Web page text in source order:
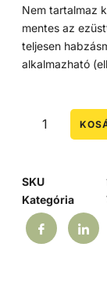
Nem tartalmaz
mentes az
teljesen
alkalmazható
SKU
Kategória